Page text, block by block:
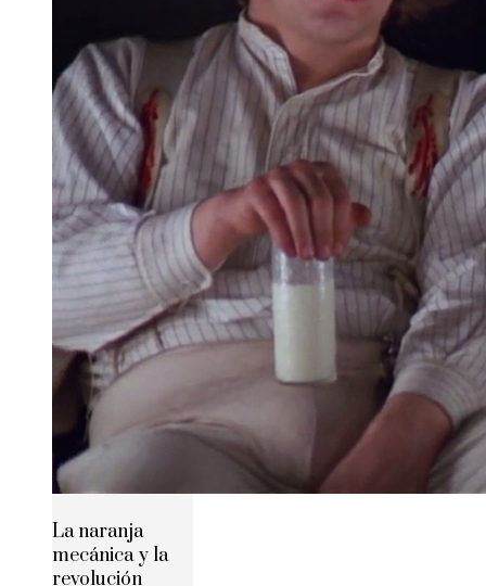
La naranja
mecánica y la
revolución